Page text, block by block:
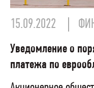
15.09.2022
Уведомление о
платежа по